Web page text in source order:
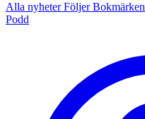
Alla nyheterFöljerBokmärken
Podd